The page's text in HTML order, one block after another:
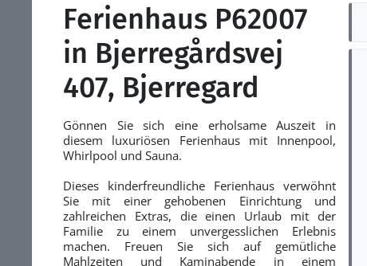
Ferienhaus P62007
in Bjerregårdsvej
407, Bjerregard
Gönnen Sie sich eine erholsame Auszeit in
diesem luxuriösen Ferienhaus mit Innenpool,
Whirlpool und Sauna.
Dieses kinderfreundliche Ferienhaus verwöhnt
Sie mit einer gehobenen Einrichtung und
zahlreichen Extras, die einen Urlaub mit der
Familie zu einem unvergesslichen Erlebnis
machen. Freuen Sie sich auf gemütliche
Mahlzeiten und Kaminabende in einem